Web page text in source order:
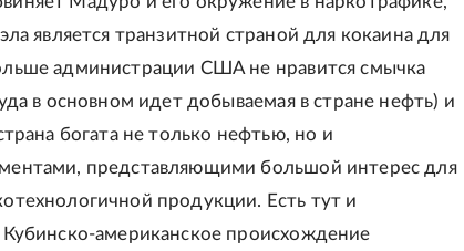
является транзитной страной для кокаина для
администрации США не нравится смычка
в основном идет добываемая в стране нефть) и
богата не только нефтью, но и
представляющими большой интерес для
продукции. Есть тут и
американское происхождение